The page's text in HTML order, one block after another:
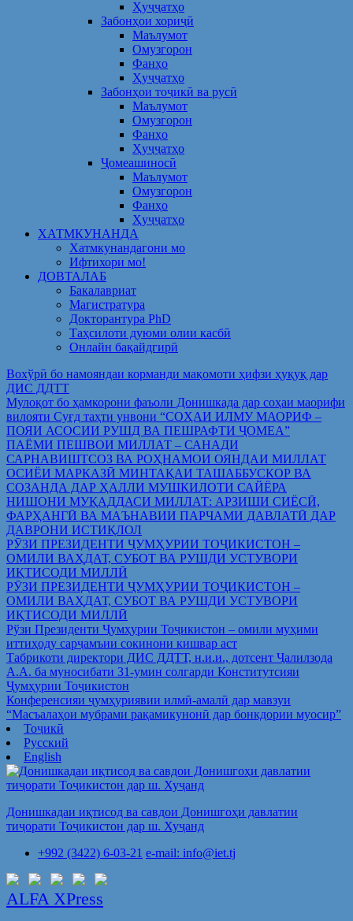
Ҳуҷҷатҳо
Забонҳои хориҷӣ
Маълумот
Омузгорон
Фанҳо
Ҳуҷҷатҳо
Забонҳои тоҷикӣ ва русӣ
Маълумот
Омузгорон
Фанҳо
Ҳуҷҷатҳо
Ҷомеашиносӣ
Маълумот
Омузгорон
Фанҳо
Ҳуҷҷатҳо
ХАТМКУНАНДА
Хатмкунандагони мо
Ифтихори мо!
ДОВТАЛАБ
Бакалавриат
Магистратура
Докторантура PhD
Таҳсилоти дуюми олии касбӣ
Онлайн бақайдгирӣ
Вохўрӣ бо намояндаи корманди мақомоти ҳифзи ҳуқуқ дар
ДИС ДДТТ
Мулоқот бо ҳамкорони фаъоли Донишкада дар соҳаи маорифи
вилояти Суғд таҳти унвони “СОҲАИ ИЛМУ МАОРИФ –
ПОЯИ АСОСИИ РУШД ВА ПЕШРАФТИ ҶОМЕА”
ПАЁМИ ПЕШВОИ МИЛЛАТ – САНАДИ
САРНАВИШТСОЗ ВА РОҲНАМОИ ОЯНДАИ МИЛЛАТ
ОСИЁИ МАРКАЗӢ МИНТАҚАИ ТАШАББУСКОР ВА
СОЗАНДА ДАР ҲАЛЛИ МУШКИЛОТИ САЙЁРА
НИШОНИ МУҚАДДАСИ МИЛЛАТ: АРЗИШИ СИЁСӢ,
ФАРҲАНГӢ ВА МАЪНАВИИ ПАРЧАМИ ДАВЛАТӢ ДАР
ДАВРОНИ ИСТИҚЛОЛ
РӮЗИ ПРЕЗИДЕНТИ ҶУМҲУРИИ ТОҶИКИСТОН –
ОМИЛИ ВАҲДАТ, СУБОТ ВА РУШДИ УСТУВОРИ
ИҚТИСОДИ МИЛЛӢ
РӮЗИ ПРЕЗИДЕНТИ ҶУМҲУРИИ ТОҶИКИСТОН –
ОМИЛИ ВАҲДАТ, СУБОТ ВА РУШДИ УСТУВОРИ
ИҚТИСОДИ МИЛЛӢ
Рўзи Президенти Ҷумҳурии Тоҷикистон – омили муҳими
иттиҳоду сарҷамъии сокинони кишвар аст
Табрикоти директори ДИС ДДТТ, н.и.и., дотсент Ҷалилзода
А.А. ба муносибати 31-умин солгарди Конститутсияи
Ҷумҳурии Тоҷикистон
Конференсияи ҷумҳуриявии илмӣ-амалӣ дар мавзуи
“Масъалаҳои мубрами рақамикунонӣ дар бонкдории муосир”
Тоҷикӣ
Русский
English
Донишкадаи иқтисод ва савдои Донишгоҳи давлатии
тиҷорати Тоҷикистон дар ш. Хуҷанд
+992 (3422) 6-03-21 e-mail: info@iet.tj
ALFA XPress